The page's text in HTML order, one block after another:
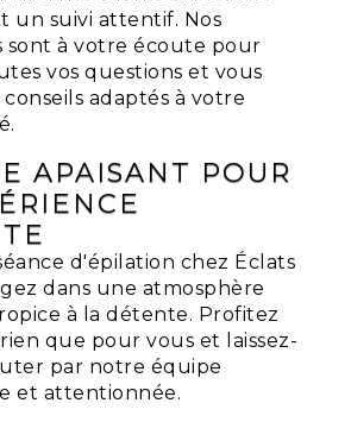
un suivi attentif. Nos
sont à votre écoute pour
vos questions et vous
adaptés à votre
APAISANT POUR
d'épilation chez Éclats
dans une atmosphère
à la détente. Profitez
que pour vous et laissez-
par notre équipe
et attentionnée.